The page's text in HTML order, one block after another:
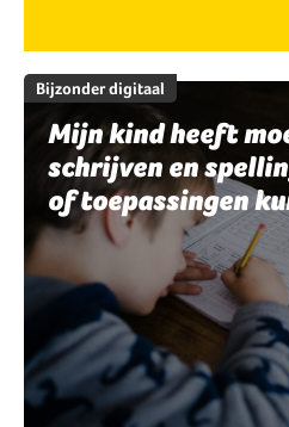
Bijzonder digitaal
Mijn kind heeft
schrijven en
of toepassingen